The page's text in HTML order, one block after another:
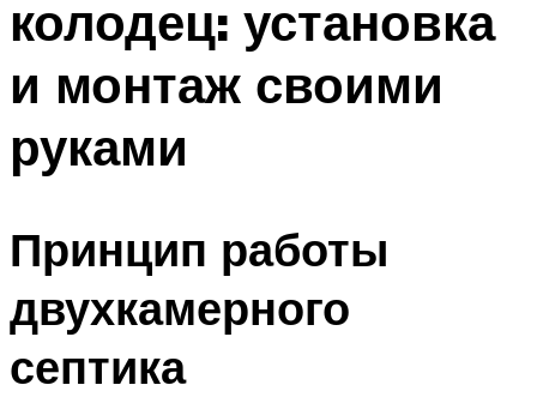
колодец: установка
и монтаж своими
руками
Принцип работы
двухкамерного
септика